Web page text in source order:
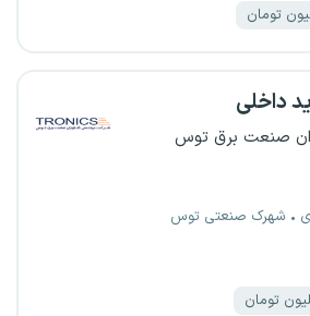
داخلی
صنعت برق توس
شهرک صنعتی توس